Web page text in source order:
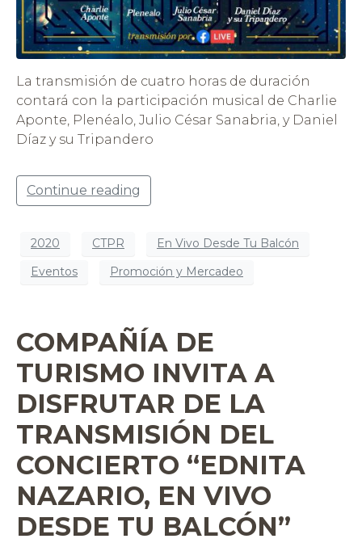
La transmisión de cuatro horas de duración
contará con la participación musical de Charlie
Aponte, Plenéalo, Julio César Sanabria, y Daniel
Díaz y su Tripandero
Continue reading
2020 CTPR
En Vivo Desde Tu Balcón
Eventos
Promoción y Mercadeo
COMPAÑÍA DE
TURISMO INVITA A
DISFRUTAR DE LA
TRANSMISIÓN DEL
CONCIERTO “EDNITA
NAZARIO, EN VIVO
DESDE TU BALCÓN”